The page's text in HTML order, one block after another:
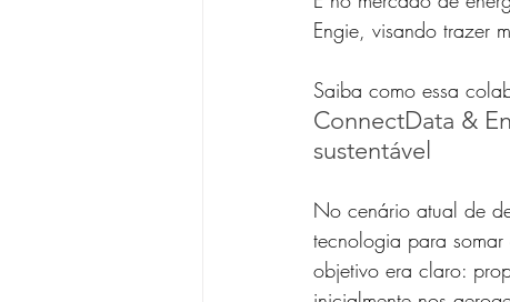
Engie, visando trazer
Saiba como essa
ConnectData &
sustentável
No cenário atual de
tecnologia para
objetivo era claro: